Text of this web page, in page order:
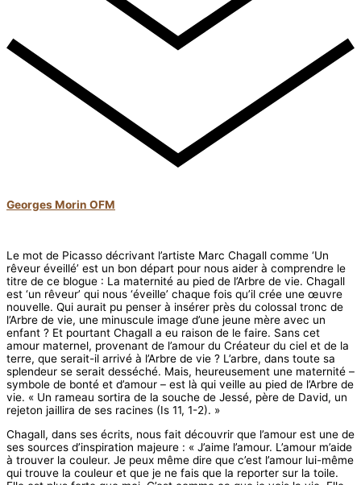
Georges Morin OFM
Le mot de Picasso décrivant l’artiste Marc Chagall comme ‘Un
rêveur éveillé’ est un bon départ pour nous aider à comprendre le
titre de ce blogue : La maternité au pied de l’Arbre de vie. Chagall
est ‘un rêveur’ qui nous ‘éveille’ chaque fois qu’il crée une œuvre
nouvelle. Qui aurait pu penser à insérer près du colossal tronc de
l’Arbre de vie, une minuscule image d’une jeune mère avec un
enfant ? Et pourtant Chagall a eu raison de le faire. Sans cet
amour maternel, provenant de l’amour du Créateur du ciel et de la
terre, que serait-il arrivé à l’Arbre de vie ? L’arbre, dans toute sa
splendeur se serait desséché. Mais, heureusement une maternité –
symbole de bonté et d’amour – est là qui veille au pied de l’Arbre de
vie. « Un rameau sortira de la souche de Jessé, père de David, un
rejeton jaillira de ses racines (Is 11, 1-2). »
Chagall, dans ses écrits, nous fait découvrir que l’amour est une de
ses sources d’inspiration majeure : « J’aime l’amour. L’amour m’aide
à trouver la couleur. Je peux même dire que c’est l’amour lui-même
qui trouve la couleur et que je ne fais que la reporter sur la toile.